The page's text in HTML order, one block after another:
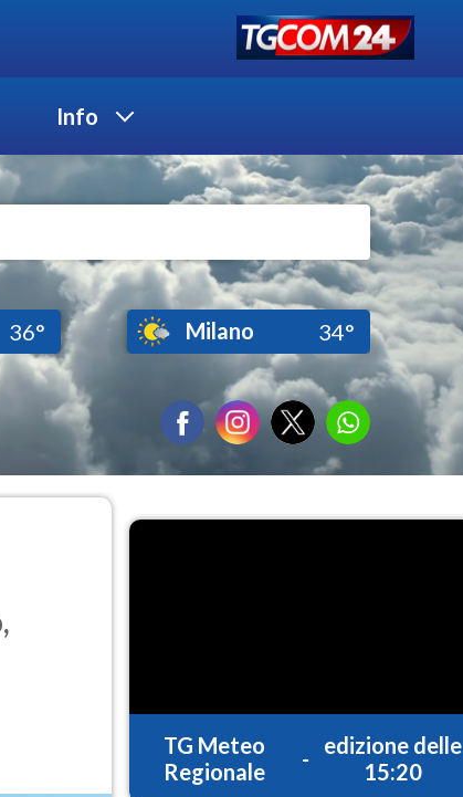
Info
36° Milano 34°
TG Meteo
Regionale
-
edizione delle
15:20